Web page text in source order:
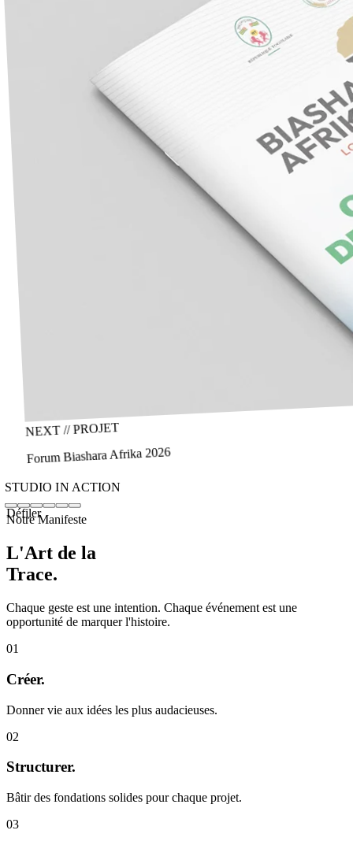
NEXT // PROJET
Forum Biashara Afrika 2026
STUDIO IN ACTION
Défiler
Notre Manifeste
L'Art de la
Trace.
Chaque geste est une intention. Chaque événement est une
opportunité de marquer l'histoire.
01
Créer.
Donner vie aux idées les plus audacieuses.
02
Structurer.
Bâtir des fondations solides pour chaque projet.
03